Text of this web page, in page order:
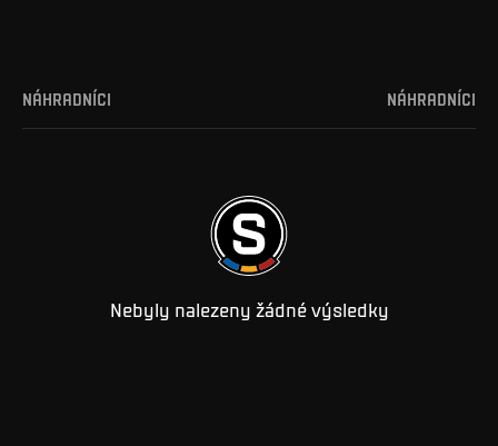
NÁHRADNÍCI NÁHRADNÍCI
Nebyly nalezeny žádné výsledky